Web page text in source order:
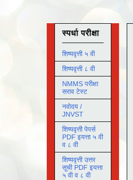
स्पर्धा परीक्षा
शिष्यवृत्ती ५ वी
शिष्यवृत्ती ८ वी
NMMS परीक्षा
सराव टेस्ट
नवोदय /
JNVST
शिष्यवृत्ती पेपर्स
PDF इयत्ता ५ वी
व ८ वी
शिष्यवृत्ती उत्तर
सूची PDF इयत्ता
५ वी व ८ वी